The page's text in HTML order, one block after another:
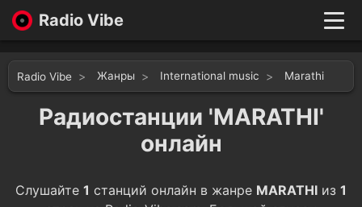
Radio Vibe
New
Genres
Likes
Top 100
Radio Vibe Жанры International music Marathi
Радиостанции 'MARATHI'
онлайн
Слушайте 1 станций онлайн в жанре MARATHI из 1